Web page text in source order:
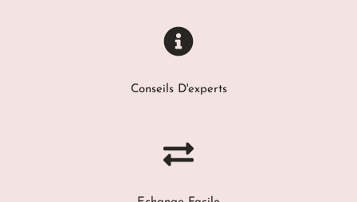
Conseils D'experts